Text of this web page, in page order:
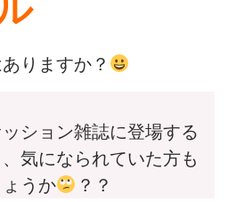
りますか？
ション雑誌に登場する
気になられていた方も
うか
？？